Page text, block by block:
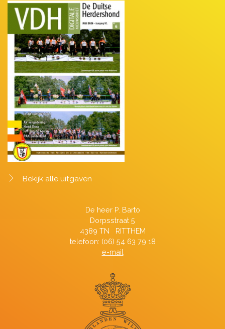
Bekijk alle uitgaven
De heer P. Barto
Dorpsstraat 5
4389 TN RITTHEM
telefoon: (06) 54 63 79 18
e-mail